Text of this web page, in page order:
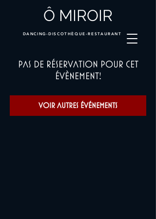
Ô MIROIR
DANCING-DISCOTHÈQUE-RESTAURANT
Pas de réservation pour cet
évènement!
Voir autres événements